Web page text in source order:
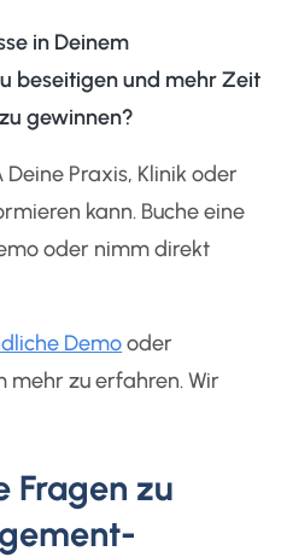
in Deinem
beseitigen und mehr Zeit
gewinnen?
Praxis, Klinik oder
kann. Buche eine
oder nimm direkt
Demooder
mehr zu erfahren. Wir
Fragen zu